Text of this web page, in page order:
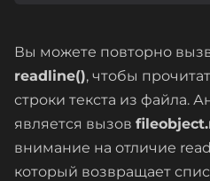
Вы можете повторно
readline(), чтобы
строки текста из файла.
является вызов
внимание на отличие
который возвращает